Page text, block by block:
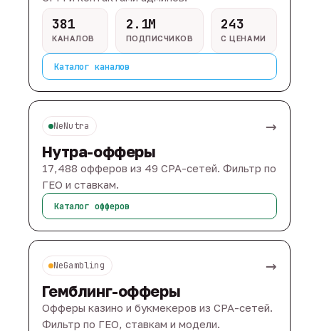
381
КАНАЛОВ
2.1M
ПОДПИСЧИКОВ
243
С ЦЕНАМИ
Каталог каналов
NeNutra →
Нутра-офферы
17,488 офферов из 49 CPA-сетей. Фильтр по
ГЕО и ставкам.
Каталог офферов
NeGambling →
Гемблинг-офферы
Офферы казино и букмекеров из CPA-сетей.
Фильтр по ГЕО, ставкам и модели.